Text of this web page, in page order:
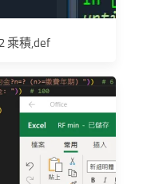
乘積,def